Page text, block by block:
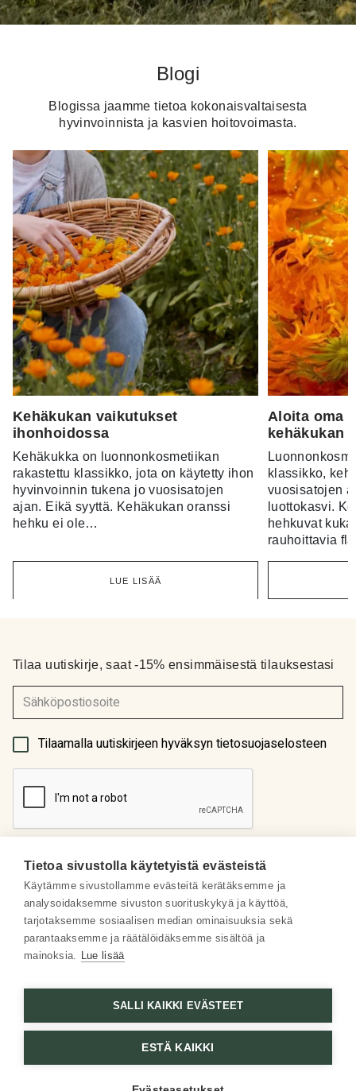
Blogi
Blogissa jaamme tietoa kokonaisvaltaisesta
hyvinvoinnista ja kasvien hoitovoimasta.
Kehäkukan vaikutukset
ihonhoidossa
Kehäkukka on luonnonkosmetiikan
rakastettu klassikko, jota on käytetty ihon
hyvinvoinnin tukena jo vuosisatojen
ajan. Eikä syyttä. Kehäkukan oranssi
hehku ei ole…
LUE LISÄÄ
Aloita oma
kehäkukan
klassikko,
vuosisatojen
luottokasvi.
hehkuvat
rauhoittavia
Meistä
Some
Asiakaspalvelu
Tilaa uutiskirje, saat -15% ensimmäisestä tilauksestasi
(Pakollinen)
Tilaamalla uutiskirjeen hyväksyn tietosuojaselosteen
Tietoa sivustolla käytetyistä evästeistä
Käytämme sivustollamme evästeitä kerätäksemme ja
analysoidaksemme sivuston suorituskykyä ja käyttöä,
tarjotaksemme sosiaalisen median ominaisuuksia sekä
parantaaksemme ja räätälöidäksemme sisältöä ja
mainoksia. Lue lisää
SALLI KAIKKI EVÄSTEET
ESTÄ KAIKKI